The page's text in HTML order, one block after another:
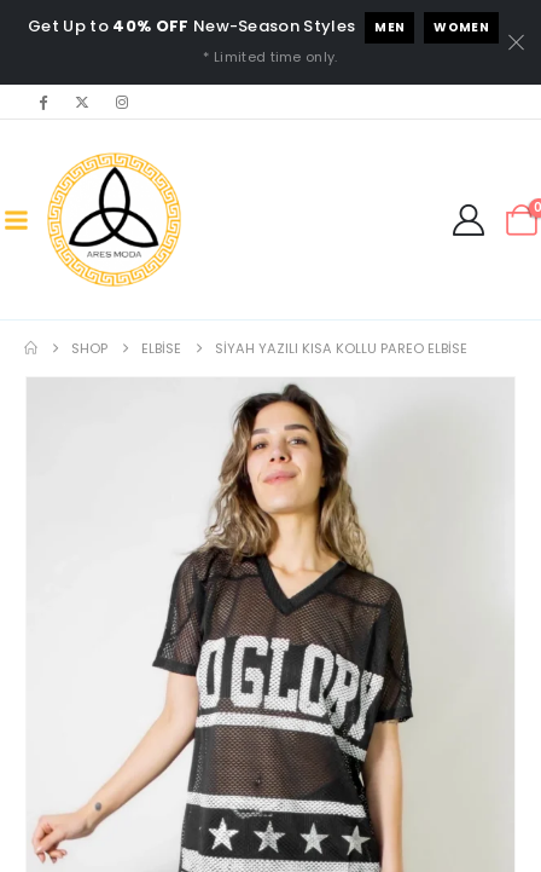
Get Up to 40% OFF New-Season Styles MEN WOMEN
* Limited time only.
SHOP ELBISE SIYAH YAZILI KISA KOLLU PAREO ELBISE